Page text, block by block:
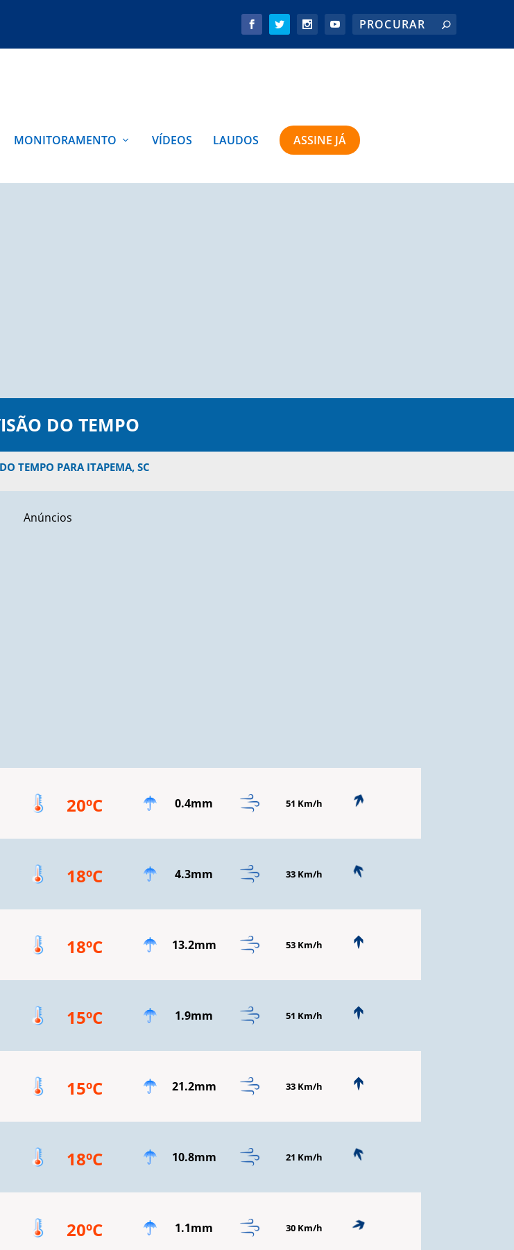
MONITORAMENTO VÍDEOS LAUDOS ASSINE JÁ
DO TEMPO
TEMPO PARA ITAPEMA, SC
Anúncios
20ºC 0.4mm 51 Km/h
18ºC 4.3mm 33 Km/h
18ºC 13.2mm 53 Km/h
15ºC 1.9mm 51 Km/h
15ºC 21.2mm 33 Km/h
18ºC 10.8mm 21 Km/h
20ºC 1.1mm 30 Km/h